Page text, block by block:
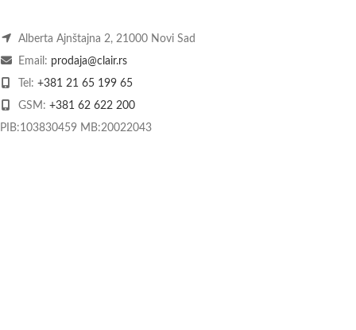
Alberta Ajnštajna 2, 21000 Novi Sad
Email: prodaja@clair.rs
Tel: +381 21 65 199 65
GSM: +381 62 622 200
PIB:103830459 MB:20022043